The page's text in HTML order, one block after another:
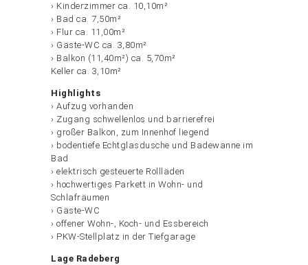
› Kinderzimmer ca. 10,10m²
› Bad ca. 7,50m²
› Flur ca. 11,00m²
› Gäste-WC ca. 3,80m²
› Balkon (11,40m²) ca. 5,70m²
Keller ca. 3,10m²
Highlights
› Aufzug vorhanden
› Zugang schwellenlos und barrierefrei
› großer Balkon, zum Innenhof liegend
› bodentiefe Echtglasdusche und Badewanne im
Bad
› elektrisch gesteuerte Rollläden
› hochwertiges Parkett in Wohn- und
Schlafräumen
› Gäste-WC
› offener Wohn-, Koch- und Essbereich
› PKW-Stellplatz in der Tiefgarage
Lage Radeberg